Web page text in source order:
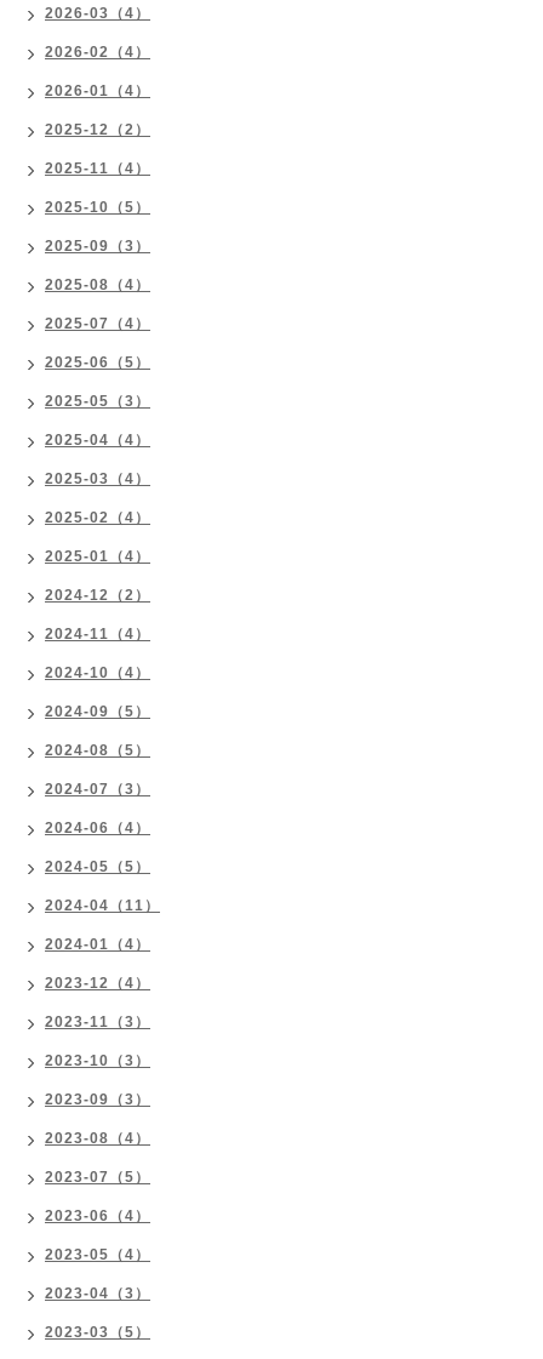
2026-03（4）
2026-02（4）
2026-01（4）
2025-12（2）
2025-11（4）
2025-10（5）
2025-09（3）
2025-08（4）
2025-07（4）
2025-06（5）
2025-05（3）
2025-04（4）
2025-03（4）
2025-02（4）
2025-01（4）
2024-12（2）
2024-11（4）
2024-10（4）
2024-09（5）
2024-08（5）
2024-07（3）
2024-06（4）
2024-05（5）
2024-04（11）
2024-01（4）
2023-12（4）
2023-11（3）
2023-10（3）
2023-09（3）
2023-08（4）
2023-07（5）
2023-06（4）
2023-05（4）
2023-04（3）
2023-03（5）